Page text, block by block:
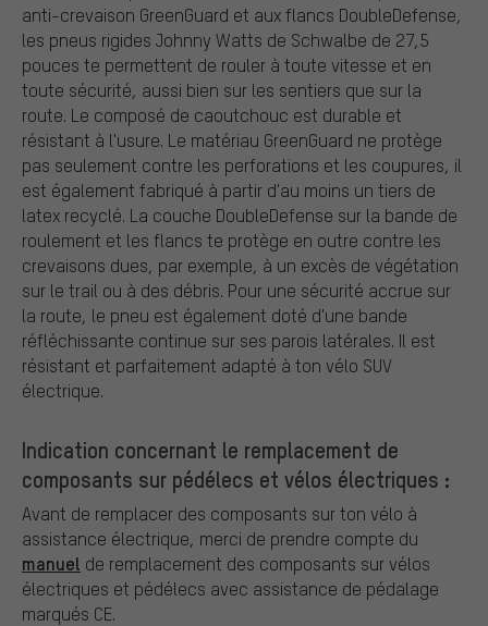
anti-crevaison GreenGuard et aux flancs DoubleDefense,
les pneus rigides Johnny Watts de Schwalbe de 27,5
pouces te permettent de rouler à toute vitesse et en
toute sécurité, aussi bien sur les sentiers que sur la
route. Le composé de caoutchouc est durable et
résistant à l'usure. Le matériau GreenGuard ne protège
pas seulement contre les perforations et les coupures, il
est également fabriqué à partir d'au moins un tiers de
latex recyclé. La couche DoubleDefense sur la bande de
roulement et les flancs te protège en outre contre les
crevaisons dues, par exemple, à un excès de végétation
sur le trail ou à des débris. Pour une sécurité accrue sur
la route, le pneu est également doté d'une bande
réfléchissante continue sur ses parois latérales. Il est
résistant et parfaitement adapté à ton vélo SUV
électrique.
Indication concernant le remplacement de
composants sur pédélecs et vélos électriques :
Avant de remplacer des composants sur ton vélo à
assistance électrique, merci de prendre compte du
manuel de remplacement des composants sur vélos
électriques et pédélecs avec assistance de pédalage
marqués CE.